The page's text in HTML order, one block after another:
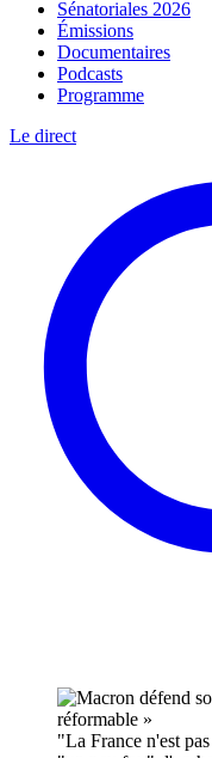
Sénatoriales 2026
Émissions
Documentaires
Podcasts
Programme
Le direct
"La France n'est